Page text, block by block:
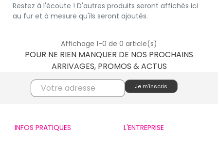
Restez à l'écoute ! D'autres produits seront affichés ici
au fur et à mesure qu'ils seront ajoutés.
Affichage 1-0 de 0 article(s)
POUR NE RIEN MANQUER DE NOS PROCHAINS
ARRIVAGES, PROMOS & ACTUS
INFOS PRATIQUES L'ENTREPRISE